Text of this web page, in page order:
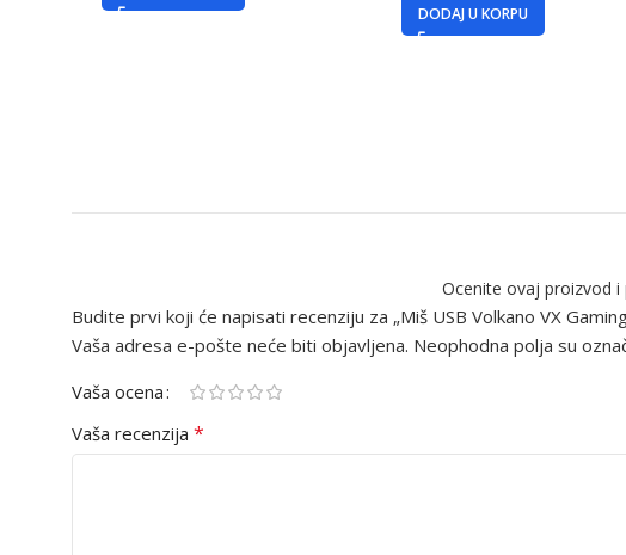
DODAJ U KORPU
Ocenite ovaj proizvod i
Budite prvi koji će napisati recenziju za „Miš USB Volkano VX
Vaša adresa e-pošte neće biti objavljena. Neophodna polja su
Vaša ocena
Vaša recenzija *